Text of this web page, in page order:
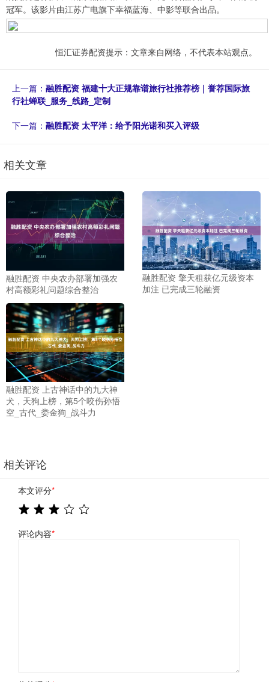
冠军。该影片由江苏广电旗下幸福蓝海、中影等联合出品。
恒汇证券配资提示：文章来自网络，不代表本站观点。
上一篇： 融胜配资 福建十大正规靠谱旅行社推荐榜｜誉荐国际旅
行社蝉联_服务_线路_定制
下一篇： 融胜配资 太平洋：给予阳光诺和买入评级
相关文章
融胜配资 中央农办部署加强农
村高额彩礼问题综合整治
融胜配资 擎天租获亿元级资本
加注 已完成三轮融资
融胜配资 上古神话中的九大神
犬，天狗上榜，第5个咬伤孙悟
空_古代_娄金狗_战斗力
相关评论
本文评分*
评论内容*